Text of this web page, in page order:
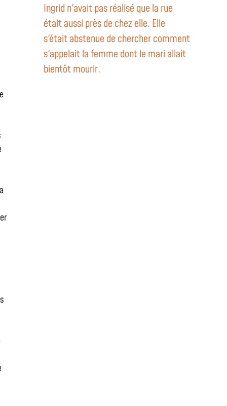
Ingrid n'avait pas réalisé que la rue
était aussi près de chez elle. Elle
s'était abstenue de chercher comment
s'appelait la femme dont le mari allait
bientôt mourir.